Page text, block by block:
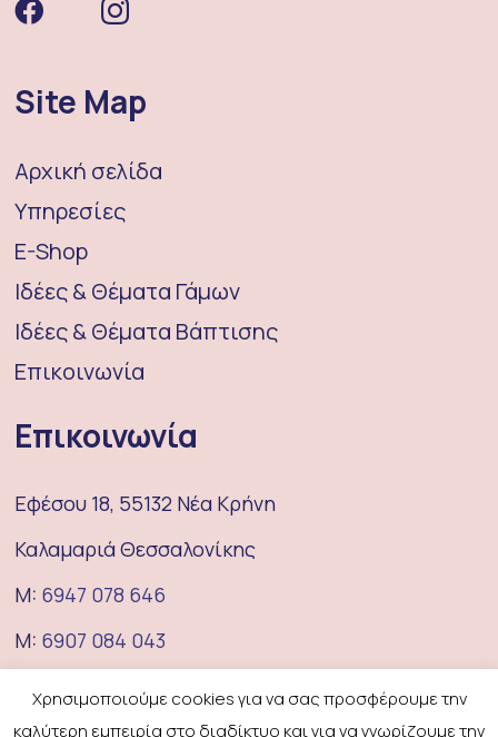
Site Map
Αρχική σελίδα
Υπηρεσίες
E-Shop
Ιδέες & Θέματα Γάμων
Ιδέες & Θέματα Βάπτισης
Επικοινωνία
Επικοινωνία
Εφέσου 18, 55132 Νέα Κρήνη
Καλαμαριά Θεσσαλονίκης
M: 6947 078 646
M: 6907 084 043
coufeterie@gmail.com
Χρησιμοποιούμε cookies για να σας προσφέρουμε την
καλύτερη εμπειρία στο διαδίκτυο και για να γνωρίζουμε την